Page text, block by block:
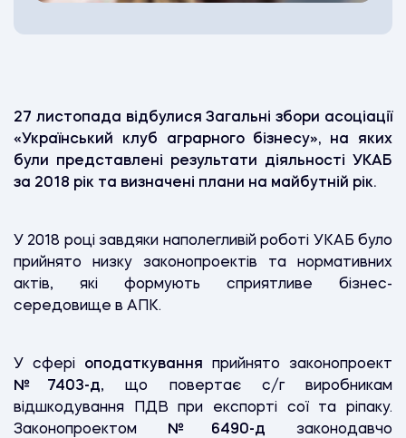
27 листопада відбулисяЗагальні збори асоціації
«Український клуб аграрного бізнесу», на яких
були представлені результати діяльності УКАБ
за 2018 рік та визначені плани на майбутній рік.
У 2018 році завдяки наполегливій роботі УКАБ було
прийнято низку законопроектів та нормативних
актів, які формують сприятливе бізнес-
середовище в АПК.
У сфері оподаткування прийнято законопроект
№7403-д, що повертає c/г виробникам
відшкодування ПДВ при експорті сої та ріпаку.
Законопроектом
№6490-д законодавчо